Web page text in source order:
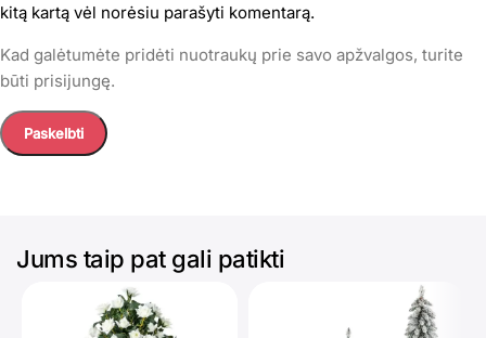
kitą kartą vėl norėsiu parašyti komentarą.
Kad galėtumėte pridėti nuotraukų prie savo apžvalgos, turite
būti prisijungę.
Jums taip pat gali patikti